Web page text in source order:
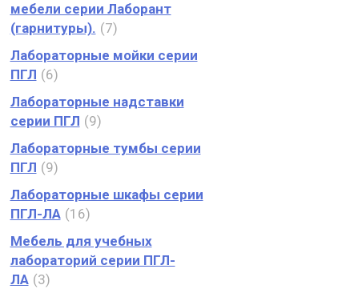
мебели серии Лаборант
(гарнитуры).
7
Лабораторные мойки серии
ПГЛ
6
Лабораторные надставки
серии ПГЛ
9
Лабораторные тумбы серии
ПГЛ
9
Лабораторные шкафы серии
ПГЛ-ЛА
16
Мебель для учебных
лабораторий серии ПГЛ-
ЛА
3